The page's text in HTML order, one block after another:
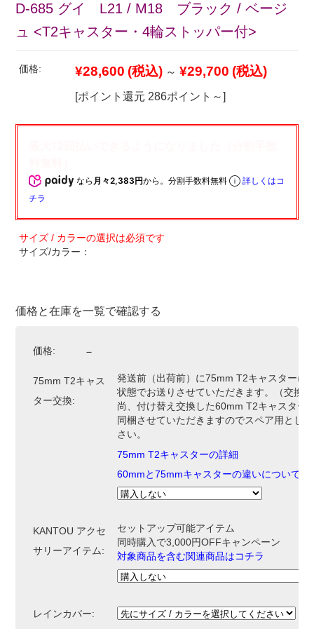
D-685 グイ L21 / M18 ブラック / ベージ
ュ <T2キャスター・4輪ストッパー付>
価格: ¥28,600 (税込) ～ ¥29,700 (税込)
[ポイント還元 286ポイント～]
なら 月々2,383円から。分割手数料無料
詳しくはコ
チラ
サイズ/カラー：
価格と在庫を一覧で確認する
価格: －
75mm T2キャス
ター交換:
発送前（出荷前）に75mm T2キャスターに
状態でお送りさせていただきます。（交換
尚、付け替え交換した60mm T2キャスター
同梱させていただきますのでスペア用とし
さい。
75mm T2キャスターの詳細
60mmと75mmキャスターの違いについて
KANTOU アクセ
サリーアイテム:
セットアップ可能アイテム
同時購入で3,000円OFFキャンペーン
対象商品を含む関連商品はコチラ
レインカバー: